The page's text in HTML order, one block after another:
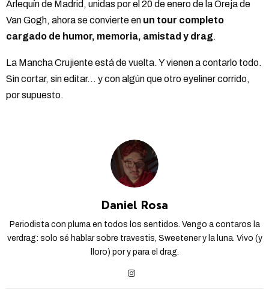
Arlequín de Madrid, unidas por el 20 de enero de la Oreja de
Van Gogh, ahora se convierte en un tour completo
cargado de humor, memoria, amistad y drag.
La Mancha Crujiente está de vuelta. Y vienen a contarlo todo.
Sin cortar, sin editar… y con algún que otro eyeliner corrido,
por supuesto.
Daniel Rosa
Periodista con pluma en todos los sentidos. Vengo a contaros la
verdrag: solo sé hablar sobre travestis, Sweetener y la luna. Vivo (y
lloro) por y para el drag.